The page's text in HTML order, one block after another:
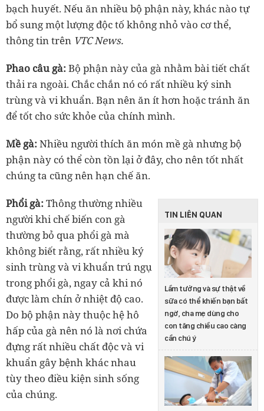
bạch huyết. Nếu ăn nhiều bộ phận này, khác nào tự
bổ sung một lượng độc tố không nhỏ vào cơ thể,
thông tin trên VTC News.
Phao câu gà:Bộ phận này của gà nhằm bài tiết chất
thải ra ngoài. Chắc chắn nó có rất nhiều ký sinh
trùng và vi khuẩn. Bạn nên ăn ít hơn hoặc tránh ăn
để tốt cho sức khỏe của chính mình.
Mề gà:Nhiều người thích ăn món mề gà nhưng bộ
phận này có thể còn tồn lại ở đây, cho nên tốt nhất
chúng ta cũng nên hạn chế ăn.
TIN LIÊN QUAN
Lầm tưởng và sự thật về
sữa có thể khiến bạn bất
ngờ, cha mẹ dùng cho
con tăng chiều cao càng
cần chú ý
Phổi gà:Thông thường nhiều
người khi chế biến con gà
thường bỏ qua phổi gà mà
không biết rằng, rất nhiều ký
sinh trùng và vi khuẩn trú ngụ
trong phổi gà, ngay cả khi nó
được làm chín ở nhiệt độ cao.
Do bộ phận này thuộc hệ hô
hấp của gà nên nó là nơi chứa
đựng rất nhiều chất độc và vi
khuẩn gây bệnh khác nhau
tùy theo điều kiện sinh sống
của chúng.